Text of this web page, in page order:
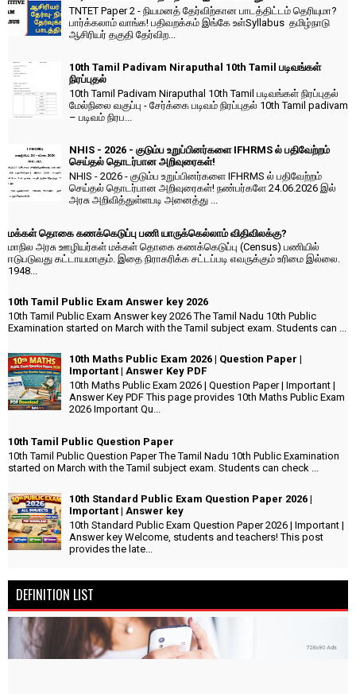
TNTET Paper 2 - நியமனத் தேர்விற்கான பாடத்திட்டம் தெரியுமா?
பார்க்கலாம் வாங்க! பதிவறக்கம் இங்கே உள்Syllabus தமிழ்நாடு
ஆசிரியர் தகுதி தேர்விற...
10th Tamil Padivam Niraputhal 10th Tamil படிவங்கள்
நிரப்புதல்
10th Tamil Padivam Niraputhal 10th Tamil படிவங்கள் நிரப்புதல்
மேல்நிலை வகுப்பு - சேர்க்கை படிவம் நிரப்புதல் 10th Tamil padivam
– படிவம் நிரப...
NHIS - 2026 - குடும்ப உறுப்பினர்களை IFHRMS ல் பதிவேற்றம்
செய்தல் தொடர்பான அறிவுரைகள்!
NHIS - 2026 - குடும்ப உறுப்பினர்களை IFHRMS ல் பதிவேற்றம்
செய்தல் தொடர்பான அறிவுரைகள்! நண்பர்களே 24.06.2026 இல்
அரசு அறிவித்துள்ளபடி அனைத்து ...
மக்கள் தொகை கணக்கெடுப்பு பணி யாருக்கெல்லாம் விதிவிலக்கு?
மாநில அரசு ஊழியர்கள் மக்கள் தொகை கணக்கெடுப்பு (Census) பணியில்
ஈடுபடுவது கட்டாயமாகும். இதை நிராகரிக்க சட்டப்படி எவருக்கும் உரிமை இல்லை.
1948...
10th Tamil Public Exam Answer key 2026
10th Tamil Public Exam Answer key 2026 The Tamil Nadu 10th Public
Examination started on March with the Tamil subject exam. Students can ...
10th Maths Public Exam 2026 | Question Paper |
Important | Answer Key PDF
10th Maths Public Exam 2026 | Question Paper | Important |
Answer Key PDF This page provides 10th Maths Public Exam
2026 Important Qu...
10th Tamil Public Question Paper
10th Tamil Public Question Paper The Tamil Nadu 10th Public Examination
started on March with the Tamil subject exam. Students can check ...
10th Standard Public Exam Question Paper 2026 |
Important | Answer key
10th Standard Public Exam Question Paper 2026 | Important |
Answer key Welcome, students and teachers! This post
provides the late...
DEFINITION LIST